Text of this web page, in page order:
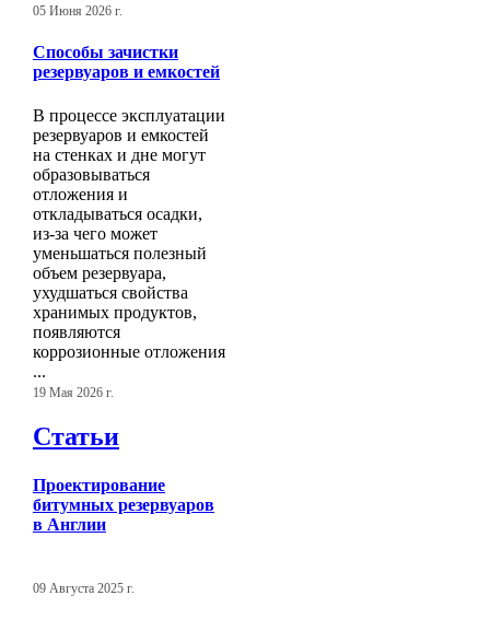
05 Июня 2026 г.
Способы зачистки
резервуаров и емкостей
В процессе эксплуатации
резервуаров и емкостей
на стенках и дне могут
образовываться
отложения и
откладываться осадки,
из-за чего может
уменьшаться полезный
объем резервуара,
ухудшаться свойства
хранимых продуктов,
появляются
коррозионные отложения
...
19 Мая 2026 г.
Статьи
Проектирование
битумных резервуаров
в Англии
09 Августа 2025 г.